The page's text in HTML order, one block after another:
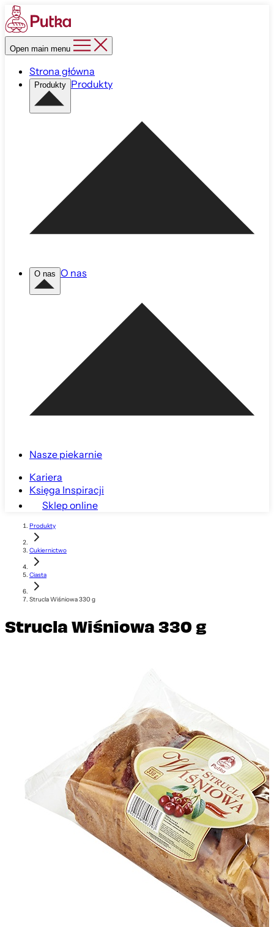
Open main menu
Strona główna
Produkty Produkty
O nas O nas
Nasze piekarnie
Kariera
Księga Inspiracji
Sklep online
Produkty
Cukiernictwo
Ciasta
Strucla Wiśniowa 330 g
Strucla Wiśniowa 330 g